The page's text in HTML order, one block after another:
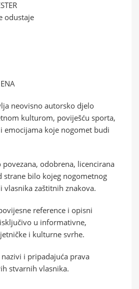
odustaje
neovisno autorsko djelo
kulturom, poviješću sporta,
emocijama koje nogomet budi
povezana, odobrena, licencirana
strane bilo kojeg nogometnog
vlasnika zaštitnih znakova.
reference i opisni
u informativne,
i kulturne svrhe.
i pripadajuća prava
stvarnih vlasnika.